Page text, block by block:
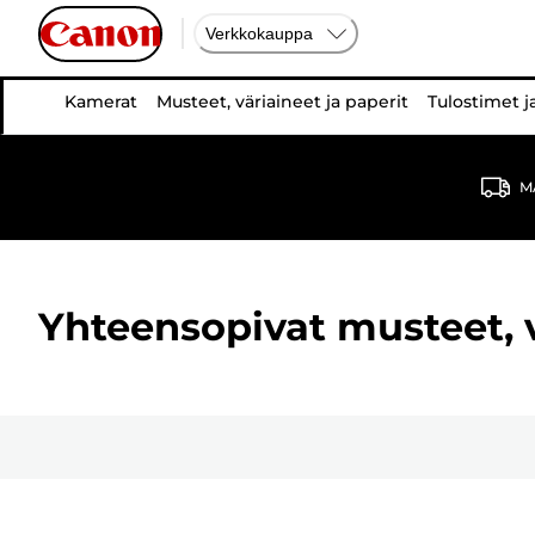
Verkkokauppa
Kamerat Musteet, väriaineet ja paperit Tulostimet
Yhteensopivat